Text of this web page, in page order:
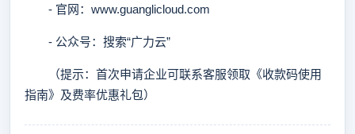
- 官网：www.guanglicloud.com
- 公众号：搜索“广力云”
（提示：首次申请企业可联系客服领取《收款码使用
指南》及费率优惠礼包）